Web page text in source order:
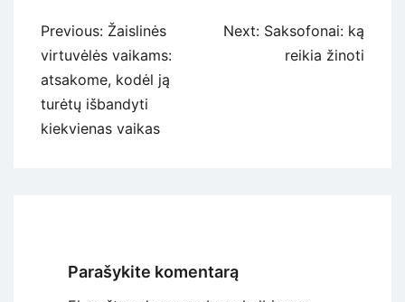
Navigacija
tarp
įrašų
Previous: Žaislinės
virtuvėlės vaikams:
atsakome, kodėl ją
turėtų išbandyti
kiekvienas vaikas
Next: Saksofonai: ką
reikia žinoti
Parašykite komentarą